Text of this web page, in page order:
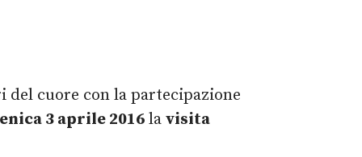
del cuore con la partecipazione
3 aprile 2016la visita